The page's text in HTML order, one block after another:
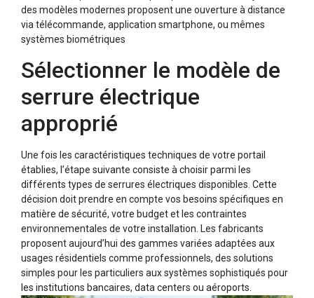
des modèles modernes proposent une ouverture à distance
via télécommande, application smartphone, ou mêmes
systèmes biométriques
Sélectionner le modèle de
serrure électrique
approprié
Une fois les caractéristiques techniques de votre portail
établies, l’étape suivante consiste à choisir parmi les
différents types de serrures électriques disponibles. Cette
décision doit prendre en compte vos besoins spécifiques en
matière de sécurité, votre budget et les contraintes
environnementales de votre installation. Les fabricants
proposent aujourd’hui des gammes variées adaptées aux
usages résidentiels comme professionnels, des solutions
simples pour les particuliers aux systèmes sophistiqués pour
les institutions bancaires, data centers ou aéroports.